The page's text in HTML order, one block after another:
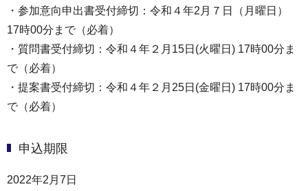
・参加意向申出書受付締切：令和４年2月７日（月曜日）
17時00分まで（必着）
・質問書受付締切：令和４年２月15日(火曜日) 17時00分ま
で（必着）
・提案書受付締切：令和４年２月25日(金曜日) 17時00分ま
で（必着）
申込期限
2022年2月7日